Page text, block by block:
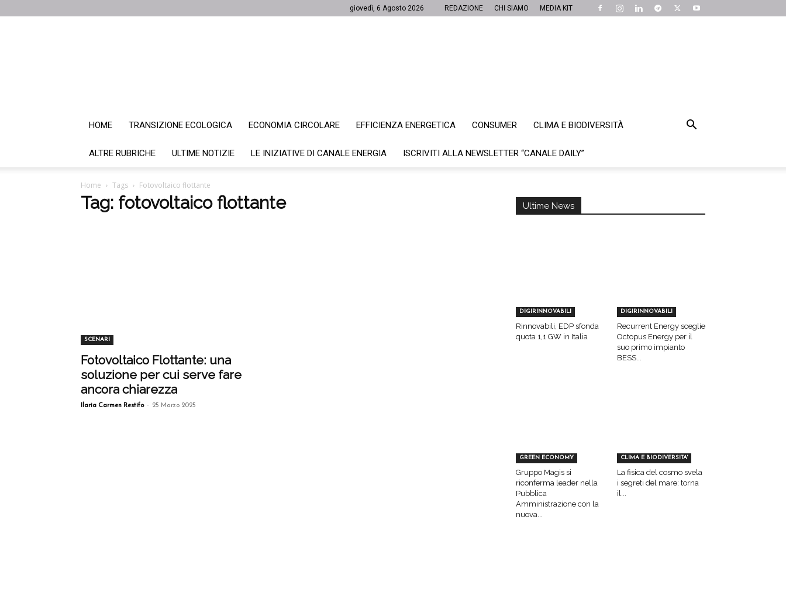
giovedì, 6 Agosto 2026 REDAZIONE CHI SIAMO MEDIA KIT
HOME TRANSIZIONE ECOLOGICA ECONOMIA CIRCOLARE EFFICIENZA ENERGETICA CONSUMER CLIMA E BIODIVERSITÀ
ALTRE RUBRICHE ULTIME NOTIZIE LE INIZIATIVE DI CANALE ENERGIA ISCRIVITI ALLA NEWSLETTER “CANALE DAILY”
Home Tags Fotovoltaico flottante
Tag: fotovoltaico flottante
SCENARI
Fotovoltaico Flottante: una
soluzione per cui serve fare
ancora chiarezza
Ilaria Carmen Restifo - 25 Marzo 2025
Ultime News
DIGIRINNOVABILI
Rinnovabili, EDP sfonda
quota 1,1 GW in Italia
DIGIRINNOVABILI
Recurrent Energy sceglie
Octopus Energy per il
suo primo impianto
BESS...
GREEN ECONOMY
Gruppo Magis si
riconferma leader nella
Pubblica
Amministrazione con la
nuova...
CLIMA E BIODIVERSITA'
La fisica del cosmo svela
i segreti del mare: torna
il...